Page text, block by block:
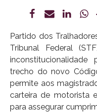
Partido dos
Tribunal Federal
trecho do novo
permite aos
carteira de motorista
para assegurar